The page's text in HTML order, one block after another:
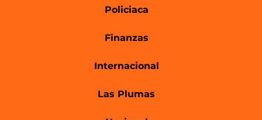
Policiaca
Finanzas
Internacional
Las Plumas